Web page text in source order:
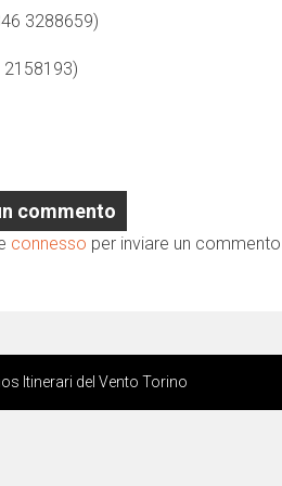
3288659)
2158193)
commento
connesso per inviare un
Itinerari del Vento Torino